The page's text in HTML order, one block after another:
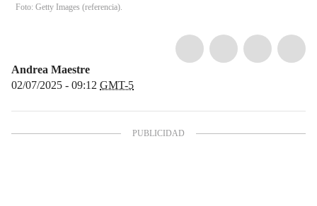
Foto: Getty Images (referencia).
Andrea Maestre
02/07/2025 - 09:12 GMT-5